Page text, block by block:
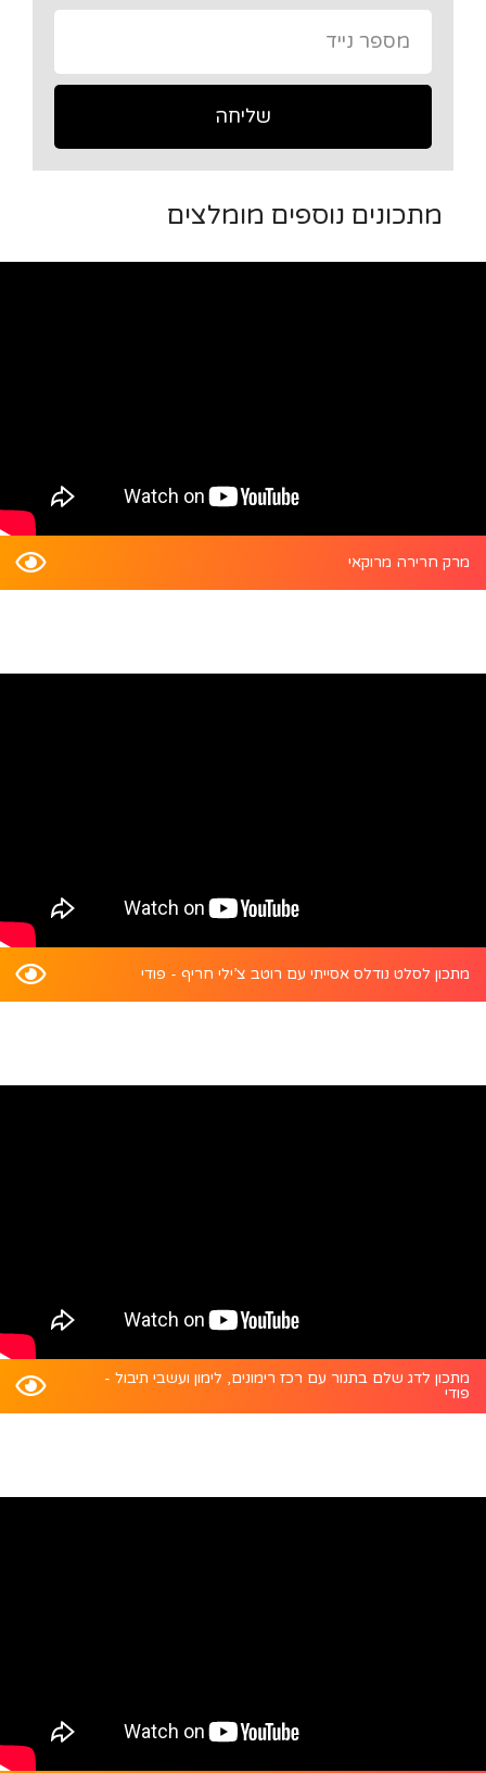
שליחה
מתכונים נוספים מומלצים
מרק חרירה מרוקאי
מתכון לסלט נודלס אסייתי עם רוטב צ’ילי חריף - פודי
מתכון לדג שלם בתנור עם רכז רימונים, לימון ועשבי תיבול -
פודי